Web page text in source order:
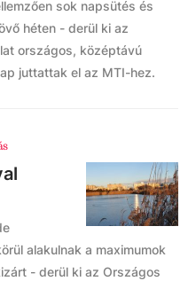
sok napsütés és
héten - derül ki az
országos, középtávú
juttattak el az MTI-hez.
alakulnak a maximumok
- derül ki az Országos